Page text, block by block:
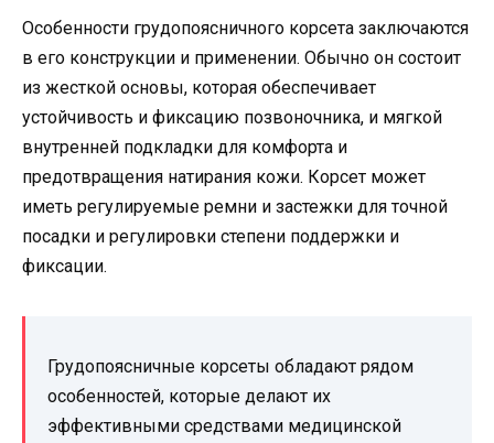
Особенности грудопоясничного корсета заключаются
в его конструкции и применении. Обычно он состоит
из жесткой основы, которая обеспечивает
устойчивость и фиксацию позвоночника, и мягкой
внутренней подкладки для комфорта и
предотвращения натирания кожи. Корсет может
иметь регулируемые ремни и застежки для точной
посадки и регулировки степени поддержки и
фиксации.
Грудопоясничные корсеты обладают рядом
особенностей, которые делают их
эффективными средствами медицинской